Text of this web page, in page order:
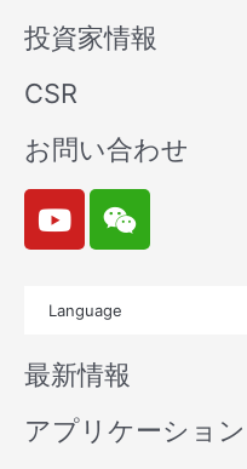
投資家情報
CSR
お問い合わせ
Y
o
u
b
e
W
e
i
n
Language
最新情報
アプリケーション